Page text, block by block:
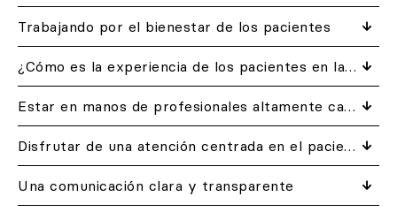
Trabajando por el bienestar de los pacientes
¿Cómo es la experiencia de los pacientes en las clínicas con certificación DentalQuality?
Estar en manos de profesionales altamente capacitados
Disfrutar de una atención centrada en el paciente
Una comunicación clara y transparente